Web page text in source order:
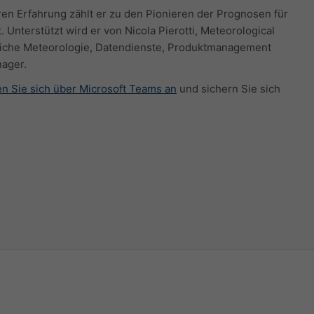
Erfahrung zählt er zu den Pionieren der Prognosen für
Unterstützt wird er von Nicola Pierotti, Meteorological
Meteorologie, Datendienste, Produktmanagement
Sie sich über Microsoft Teams an und sichern Sie sich